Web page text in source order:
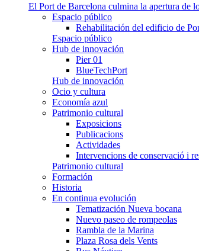
El Port de Barcelona culmina la apertura de
Espacio público
Rehabilitación del edificio de
Espacio público
Hub de innovación
Pier 01
BlueTechPort
Hub de innovación
Ocio y cultura
Economía azul
Patrimonio cultural
Exposicions
Publicacions
Actividades
Intervencions de conservació i
Patrimonio cultural
Formación
Historia
En continua evolución
Tematización Nueva bocana
Nuevo paseo de rompeolas
Rambla de la Marina
Plaza Rosa dels Vents